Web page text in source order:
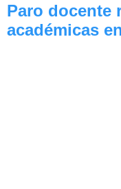
Paro docente
académicas